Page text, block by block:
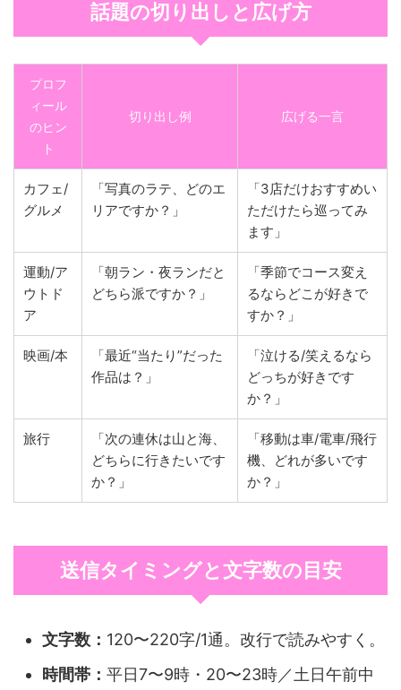
話題の切り出しと広げ方
プロフ
ィール
のヒン
ト
切り出し例 広げる一言
カフェ/
グルメ
「写真のラテ、どのエ
リアですか？」
「3店だけおすすめい
ただけたら巡ってみ
ます」
運動/ア
ウトド
ア
「朝ラン・夜ランだと
どちら派ですか？」
「季節でコース変え
るならどこが好きで
すか？」
映画/本
「最近“当たり”だった
作品は？」
「泣ける/笑えるなら
どっちが好きです
か？」
旅行
「次の連休は山と海、
どちらに行きたいです
か？」
「移動は車/電車/飛行
機、どれが多いです
か？」
送信タイミングと文字数の目安
文字数： 120〜220字/1通。改行で読みやすく。
時間帯： 平日7〜9時・20〜23時／土日午前中